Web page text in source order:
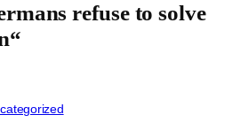
refuse to solve